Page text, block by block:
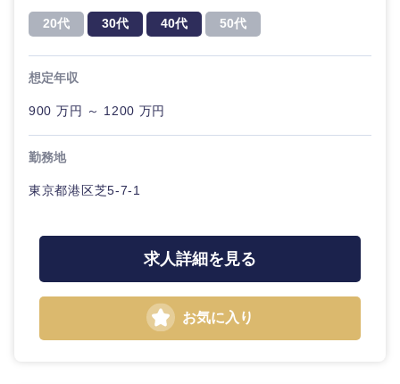
不動産専
門職
工管理
事務職
法律・特許事務所・監査法人
人材・アウトソーシング
サービス
その他
関東地方
東京都
20代 30代 40代 50代
想定年収
900 万円 ～ 1200 万円
勤務地
東京都港区芝5-7-1
求人詳細を見る
お気に入り